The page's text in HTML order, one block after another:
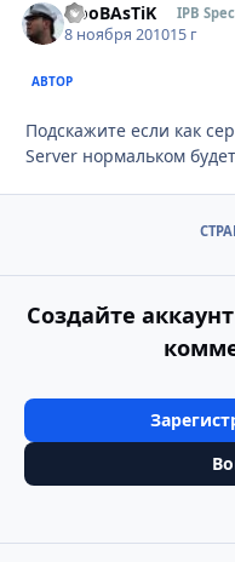
NooBAsTiK IPB
8 ноября 201015 г
АВТОР
Подскажите если как
Server нормальком
Создайте